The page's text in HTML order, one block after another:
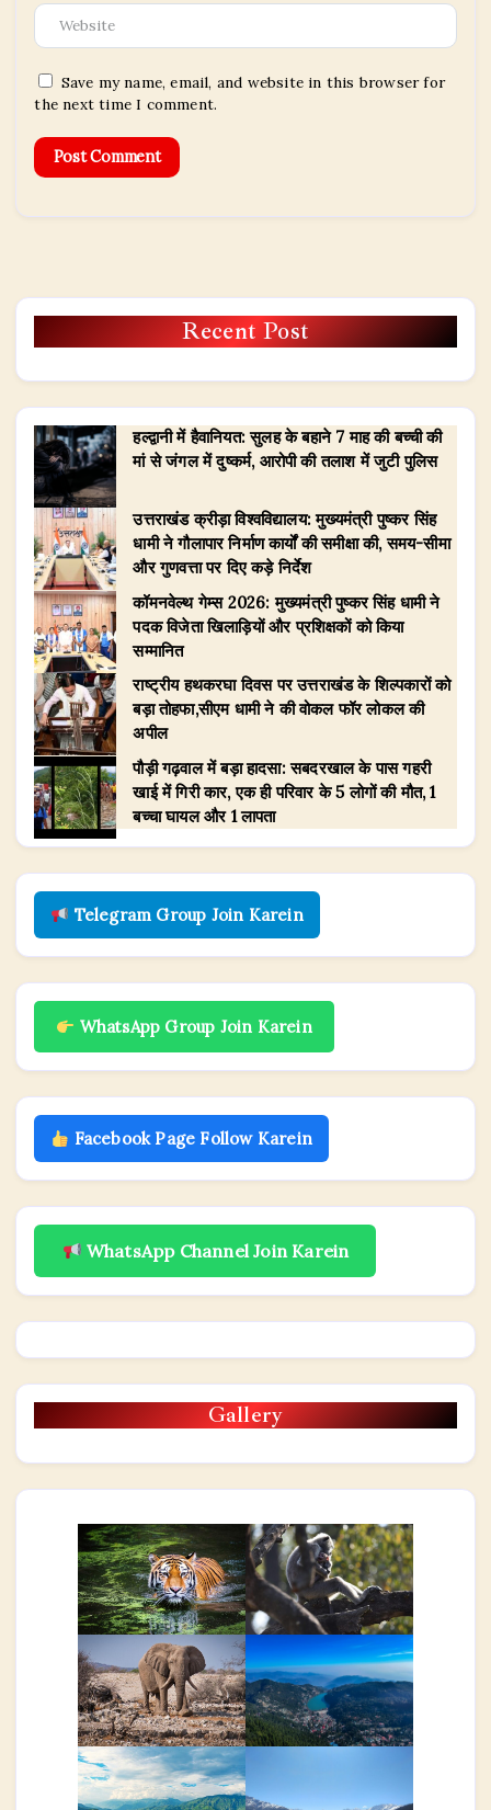
Save my name, email, and website in this browser for
the next time I comment.
Recent Post
हल्द्वानी में हैवानियत: सुलह के बहाने 7 माह की बच्ची की
मां से जंगल में दुष्कर्म, आरोपी की तलाश में जुटी पुलिस
उत्तराखंड क्रीड़ा विश्वविद्यालय: मुख्यमंत्री पुष्कर सिंह
धामी ने गौलापार निर्माण कार्यों की समीक्षा की, समय-सीमा
और गुणवत्ता पर दिए कड़े निर्देश
​कॉमनवेल्थ गेम्स 2026: मुख्यमंत्री पुष्कर सिंह धामी ने
पदक विजेता खिलाड़ियों और प्रशिक्षकों को किया
सम्मानित
राष्ट्रीय हथकरघा दिवस पर उत्तराखंड के शिल्पकारों को
बड़ा तोहफा,सीएम धामी ने की वोकल फॉर लोकल की
अपील
पौड़ी गढ़वाल में बड़ा हादसा: सबदरखाल के पास गहरी
खाई में गिरी कार, एक ही परिवार के 5 लोगों की मौत, 1
बच्चा घायल और 1 लापता
Telegram Group Join Karein
WhatsApp Group Join Karein
Facebook Page Follow Karein
WhatsApp Channel Join Karein
Gallery